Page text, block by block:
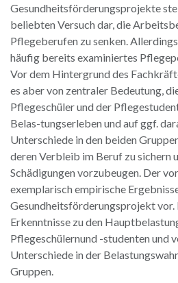
Gesundheitsförderungsprojekte
beliebten Versuch dar, die
Pflegeberufen zu senken.
häufig bereits examiniertes
Vor dem Hintergrund des
es aber von zentraler Bedeutung,
Pflegeschüler und der
Belas-tungserleben und auf ggf.
Unterschiede in den beiden
deren Verbleib im Beruf zu sichern
Schädigungen vorzubeugen. Der
exemplarisch empirische
Gesundheitsförderungsprojekt vor.
Erkenntnisse zu den
Pflegeschülernund -studenten und
Unterschiede in der
Gruppen.